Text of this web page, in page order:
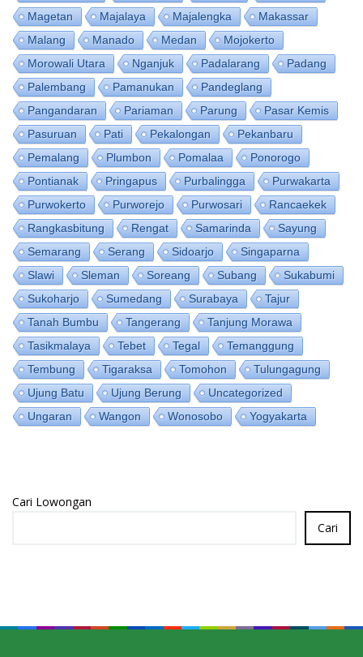
Magetan
Majalaya Majalengka
Makassar
Malang
Manado Medan
Mojokerto
Morowali Utara
Nganjuk Padalarang
Padang
Palembang
Pamanukan
Pandeglang
Pangandaran
Pariaman Parung
Pasar Kemis
Pasuruan
Pati Pekalongan
Pekanbaru
Pemalang
Plumbon Pomalaa
Ponorogo
Pontianak
Pringapus Purbalingga
Purwakarta
Purwokerto
Purworejo Purwosari
Rancaekek
Rangkasbitung
Rengat Samarinda
Sayung
Semarang
Serang Sidoarjo
Singaparna
Slawi
Sleman Soreang Subang
Sukabumi
Sukoharjo
Sumedang Surabaya
Tajur
Tanah Bumbu
Tangerang
Tanjung Morawa
Tasikmalaya
Tebet Tegal
Temanggung
Tembung
Tigaraksa Tomohon
Tulungagung
Ujung Batu
Ujung Berung
Uncategorized
Ungaran
Wangon Wonosobo Yogyakarta
Cari Lowongan
Cari